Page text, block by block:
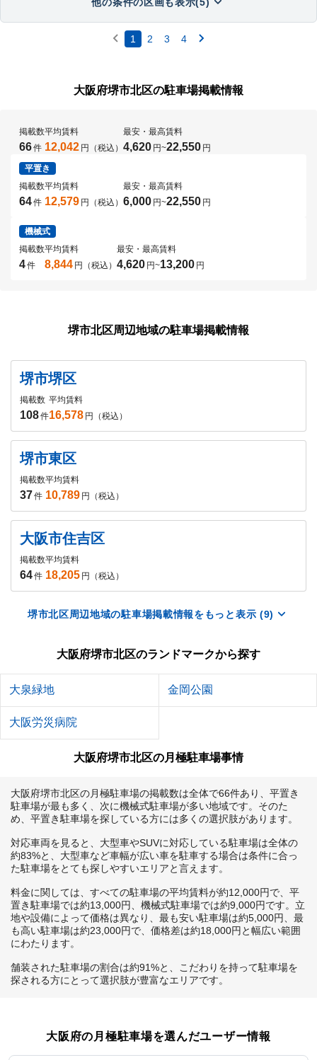
1 2 3 4
大阪府堺市北区の駐車場掲載情報
掲載数
66件
平均賃料
12,042 円（税込）
最安・最高賃料
4,620 円~22,550 円
平置き
掲載数
64件
平均賃料
12,579 円（税込）
最安・最高賃料
6,000 円~22,550 円
機械式
掲載数
4件
平均賃料
8,844 円（税込）
最安・最高賃料
4,620 円~13,200 円
堺市北区周辺地域の駐車場掲載情報
堺市堺区
掲載数
108件
平均賃料
16,578 円（税込）
堺市東区
掲載数
37件
平均賃料
10,789 円（税込）
大阪市住吉区
掲載数
64件
平均賃料
18,205 円（税込）
堺市北区周辺地域の駐車場掲載情報をもっと表示 (9)
大阪府堺市北区のランドマークから探す
大泉緑地 金岡公園
大阪労災病院
大阪府堺市北区の月極駐車場事情
大阪府堺市北区の月極駐車場の掲載数は全体で66件あり、平置き
駐車場が最も多く、次に機械式駐車場が多い地域です。そのた
め、平置き駐車場を探している方には多くの選択肢があります。
対応車両を見ると、大型車やSUVに対応している駐車場は全体の
約83%と、大型車など車幅が広い車を駐車する場合は条件に合っ
た駐車場をとても探しやすいエリアと言えます。
料金に関しては、すべての駐車場の平均賃料が約12,000円で、平
置き駐車場では約13,000円、機械式駐車場では約9,000円です。立
地や設備によって価格は異なり、最も安い駐車場は約5,000円、最
も高い駐車場は約23,000円で、価格差は約18,000円と幅広い範囲
にわたります。
舗装された駐車場の割合は約91%と、こだわりを持って駐車場を
探される方にとって選択肢が豊富なエリアです。
大阪府の月極駐車場を選んだユーザー情報